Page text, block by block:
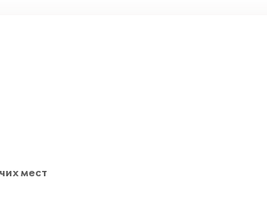
мест